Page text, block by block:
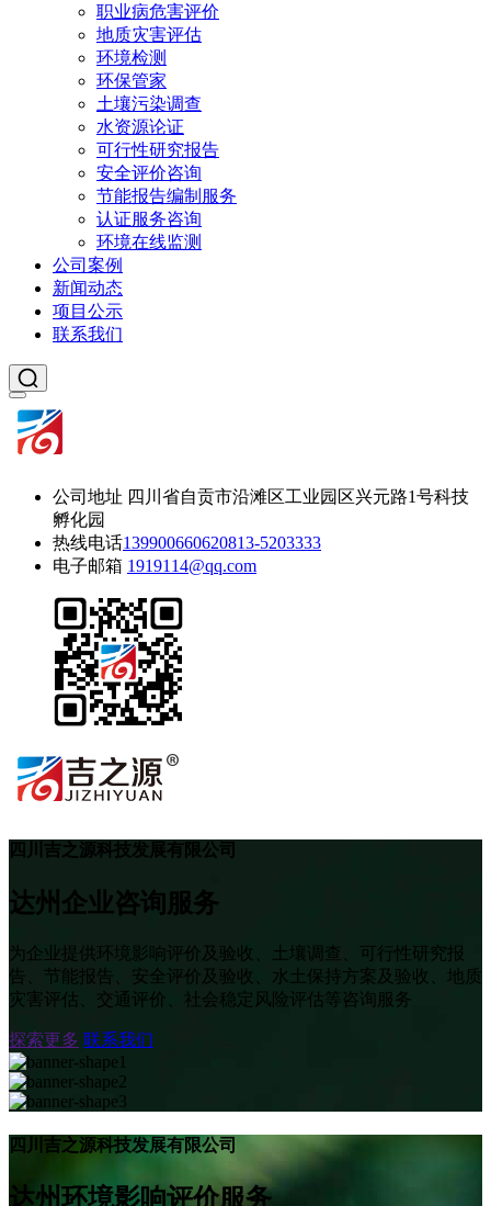
职业病危害评价
地质灾害评估
环境检测
环保管家
土壤污染调查
水资源论证
可行性研究报告
安全评价咨询
节能报告编制服务
认证服务咨询
环境在线监测
公司案例
新闻动态
项目公示
联系我们
公司地址 四川省自贡市沿滩区工业园区兴元路1号科技
孵化园
热线电话139900660620813-5203333
电子邮箱 1919114@qq.com
四川吉之源科技发展有限公司
达州企业咨询服务
为企业提供环境影响评价及验收、土壤调查、可行性研究报
告、节能报告、安全评价及验收、水土保持方案及验收、地质
灾害评估、交通评价、社会稳定风险评估等咨询服务
探索更多 联系我们
四川吉之源科技发展有限公司
达州环境影响评价服务